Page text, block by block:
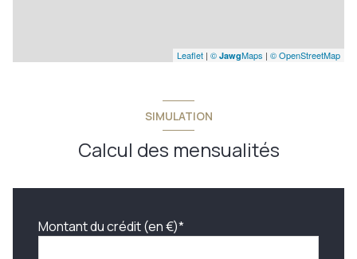
Leaflet | © JawgMaps | © OpenStreetMap
SIMULATION
Calcul des mensualités
Montant du crédit (en €)*